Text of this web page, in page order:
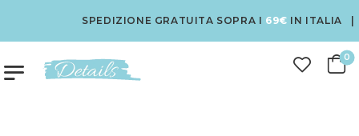
SPEDIZIONE GRATUITA SOPRA I69€ IN ITALIA |
0